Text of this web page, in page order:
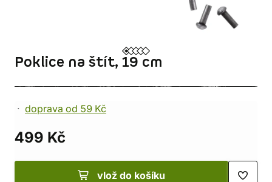
Poklice na štít, 19 cm
doprava od 59 Kč
499 Kč
vlož do košíku